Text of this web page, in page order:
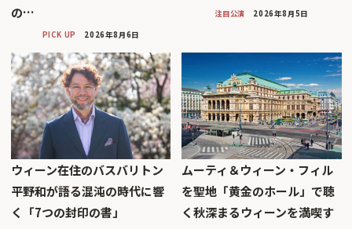
の…
PICK UP 2026年8月6日
注目公演 2026年8月5日
ウィーン在住のバスバリトン
平野和が語る混沌の時代に響
く「7つの封印の書」
ムーティ＆ウィーン・フィル
を聖地「黄金のホール」で聴
く秋深まるウィーンを満喫す